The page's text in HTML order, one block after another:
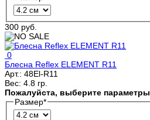
300 руб.
0
Блесна Reflex ELEMENT R11
Арт.: 48El-R11
Вес: 4.8 гр.
Пожалуйста, выберите параметры
Размер*